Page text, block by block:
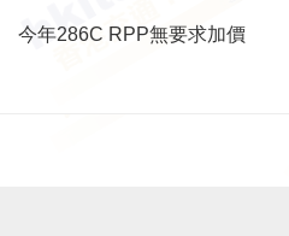
今年286C RPP無要求加價